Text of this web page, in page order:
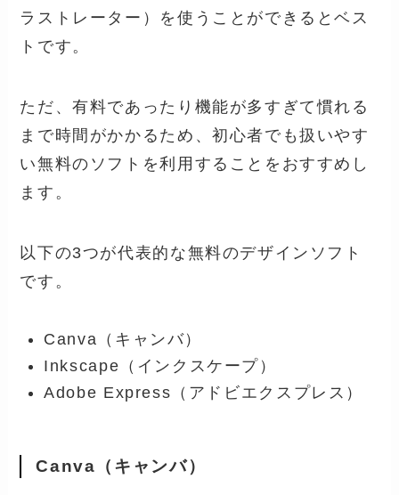
ラストレーター）を使うことができるとベス
トです。
ただ、有料であったり機能が多すぎて慣れる
まで時間がかかるため、初心者でも扱いやす
い無料のソフトを利用することをおすすめし
ます。
以下の3つが代表的な無料のデザインソフト
です。
Canva（キャンバ）
Inkscape（インクスケープ）
Adobe Express（アドビエクスプレス）
Canva（キャンバ）